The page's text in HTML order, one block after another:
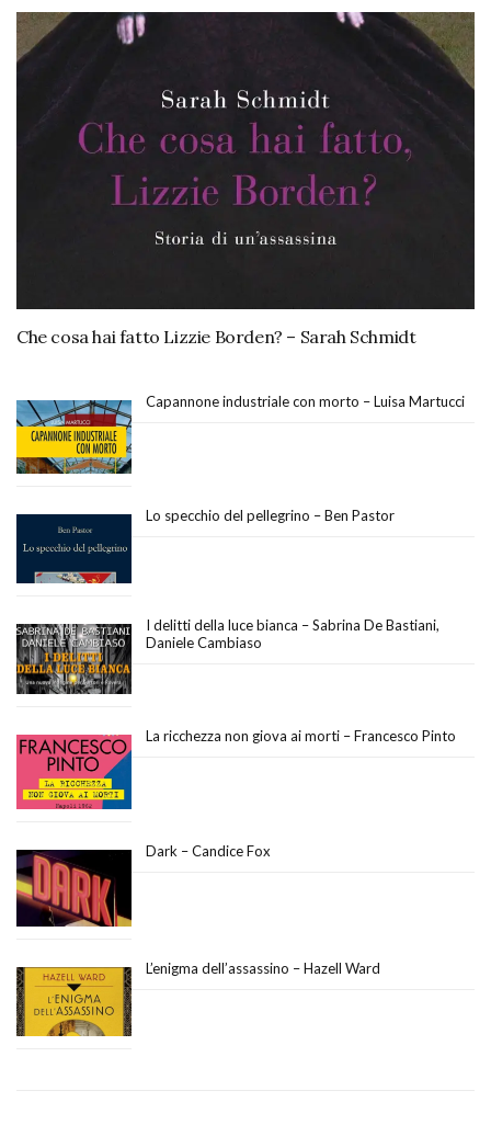
Che cosa hai fatto Lizzie Borden? – Sarah Schmidt
Capannone industriale con morto – Luisa Martucci
Lo specchio del pellegrino – Ben Pastor
I delitti della luce bianca – Sabrina De Bastiani,
Daniele Cambiaso
La ricchezza non giova ai morti – Francesco Pinto
Dark – Candice Fox
L’enigma dell’assassino – Hazell Ward